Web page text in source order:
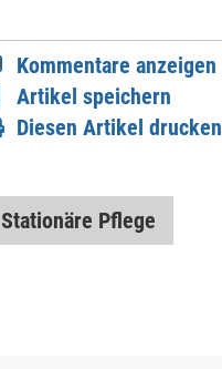
Kommentare anzeigen
Artikel speichern
Diesen Artikel drucken
Stationäre Pflege